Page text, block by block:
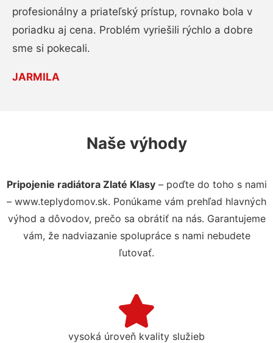
profesionálny a priateľský prístup, rovnako bola v
poriadku aj cena. Problém vyriešili rýchlo a dobre
sme si pokecali.
JARMILA
Naše výhody
Pripojenie radiátora Zlaté Klasy– poďte do toho s nami
– www.teplydomov.sk. Ponúkame vám prehľad hlavných
výhod a dôvodov, prečo sa obrátiť na nás. Garantujeme
vám, že nadviazanie spolupráce s nami nebudete
ľutovať.
vysoká úroveň kvality služieb